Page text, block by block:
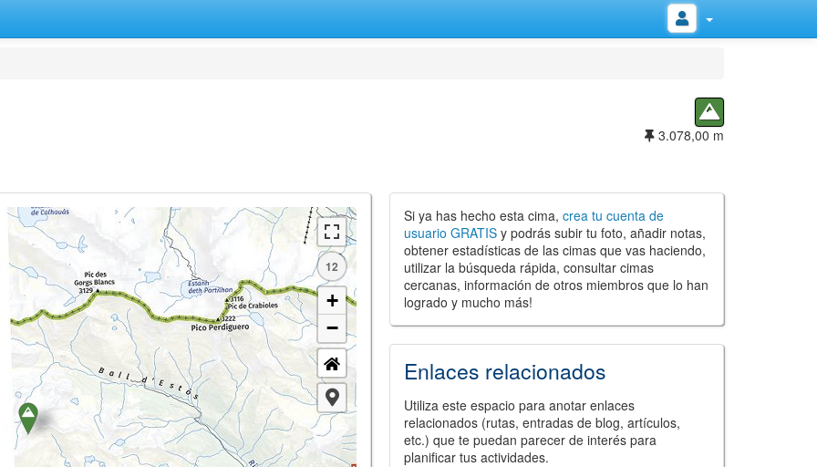
3.078,00 m
12
+
−
Si ya has hecho esta cima,crea tu cuenta de
usuario GRATIS y podrás subir tu foto, añadir notas,
obtener estadísticas de las cimas que vas haciendo,
utilizar la búsqueda rápida, consultar cimas
cercanas, información de otros miembros que lo han
logrado y mucho más!
Enlaces relacionados
Utiliza este espacio para anotar enlaces
relacionados (rutas, entradas de blog, artículos,
etc.) que te puedan parecer de interés para
planificar tus actividades.